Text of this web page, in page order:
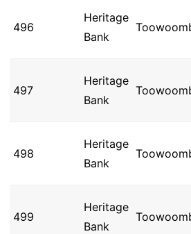
496
Heritage
Bank
497
Heritage
Bank
498
Heritage
Bank
499
Heritage
Bank